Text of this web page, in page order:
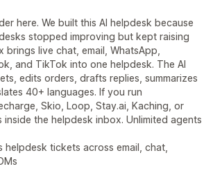
here. We built this AI helpdesk because
stopped improving but kept raising
brings live chat, email, WhatsApp,
and TikTok into one helpdesk. The AI
edits orders, drafts replies, summarizes
40+ languages. If you run
Skio, Loop, Stay.ai, Kaching, or
the helpdesk inbox. Unlimited agents
helpdesk tickets across email, chat,